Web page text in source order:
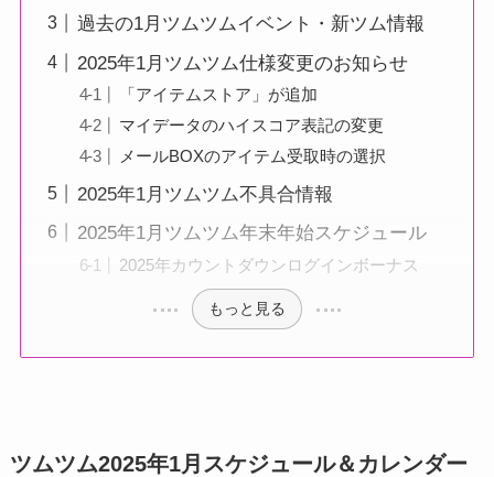
過去の1月ツムツムイベント・新ツム情報
2025年1月ツムツム仕様変更のお知らせ
「アイテムストア」が追加
マイデータのハイスコア表記の変更
メールBOXのアイテム受取時の選択
2025年1月ツムツム不具合情報
2025年1月ツムツム年末年始スケジュール
2025年カウントダウンログインボーナス
もっと見る
ツムツム2025年1月スケジュール＆カレンダー